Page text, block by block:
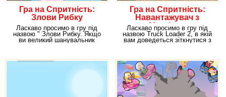
Гра на Спритність:
Злови Рибку
Ласкаво просимо в гру під
назвою " Злови Рибку. Якщо
ви великий шанувальник
Гра на Спритність:
Навантажувач з
Магнітом
Ласкаво просимо в гру під
назвою Truck Loader 2, в якій
вам доведеться зіткнутися з